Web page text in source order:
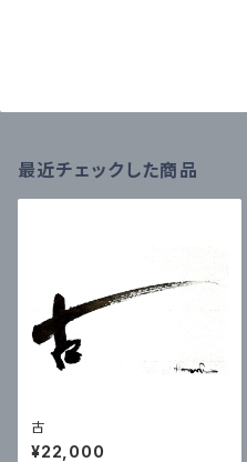
最近チェックした商品
古
¥22,000